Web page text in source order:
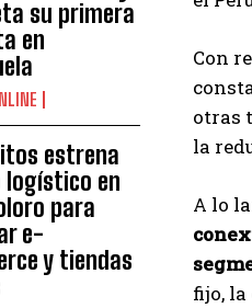
su primera
en
estrena
en
para
e-
y tiendas
Con
otras
la
A lo
fijo,